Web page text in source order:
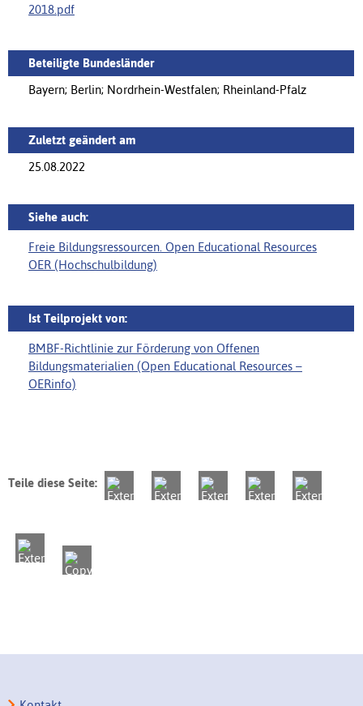
2018.pdf
Beteiligte Bundesländer
Bayern; Berlin; Nordrhein-Westfalen; Rheinland-Pfalz
Zuletzt geändert am
25.08.2022
Siehe auch:
Freie Bildungsressourcen. Open Educational Resources
OER (Hochschulbildung)
Ist Teilprojekt von:
BMBF-Richtlinie zur Förderung von Offenen
Bildungsmaterialien (Open Educational Resources –
OERinfo)
Teile diese Seite: